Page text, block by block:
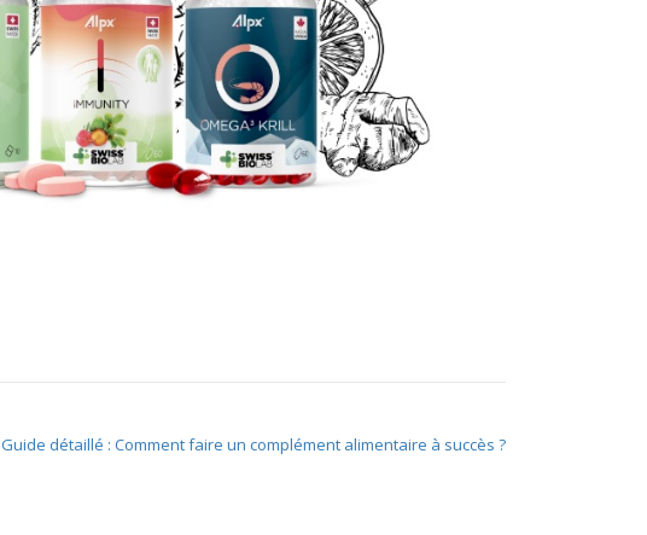
Guide détaillé : Comment faire un complément alimentaire à succès ?